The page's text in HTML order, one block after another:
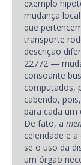
exemplo
mudança
que
transporte
descrição
22772 —
consoante
computados,
cabendo,
para cada um
De fato, a
celeridade e
se o uso da
um órgão